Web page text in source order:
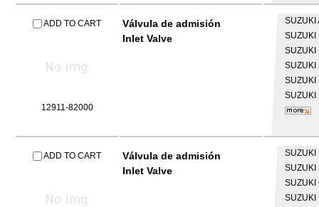
ADD TO CART
12911-82000
Válvula de admisión
Inlet Valve
SUZUKI
SUZUKI
SUZUKI
SUZUKI
SUZUKI
SUZUKI
ADD TO CART
Válvula de admisión
Inlet Valve
SUZUKI
SUZUKI
SUZUKI
SUZUKI